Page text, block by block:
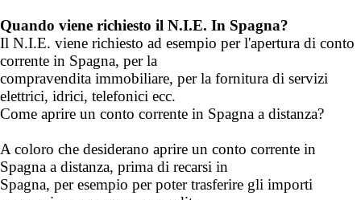
Quando viene richiesto il N.I.E. In Spagna?
Il N.I.E. viene richiesto ad esempio per l'apertura di conto
corrente in Spagna, per la
compravendita immobiliare, per la fornitura di servizi
elettrici, idrici, telefonici ecc.
Come aprire un conto corrente in Spagna a distanza?
A coloro che desiderano aprire un conto corrente in
Spagna a distanza, prima di recarsi in
Spagna, per esempio per poter trasferire gli importi